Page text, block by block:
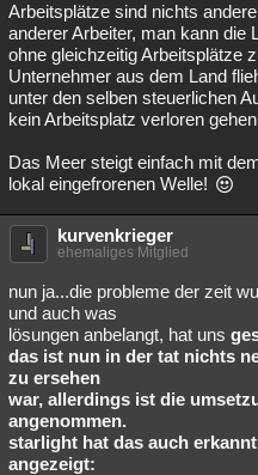
Arbeitsplätze sind nichts
anderer Arbeiter, man kann die
ohne gleichzeitig Arbeitsplätze
Unternehmer aus dem Land
unter den selben steuerlichen
kein Arbeitsplatz verloren
Das Meer steigt einfach mit
lokal eingefrorenen Welle!
kurvenkrieger
ehemaliges Mitglied
nun ja...die probleme der zeit
und auch was
lösungen anbelangt, hat uns
das ist nun in der tat nichts
zu ersehen
war, allerdings ist die
angenommen.
starlight hat das auch
angezeigt: